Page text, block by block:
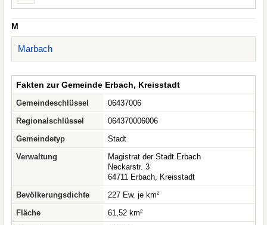
M
Marbach
Fakten zur Gemeinde Erbach, Kreisstadt
Gemeindeschlüssel
06437006
Regionalschlüssel
064370006006
Gemeindetyp
Stadt
Verwaltung
Magistrat der Stadt Erbach
Neckarstr. 3
64711 Erbach, Kreisstadt
Bevölkerungsdichte
227 Ew. je km²
Fläche
61,52 km²